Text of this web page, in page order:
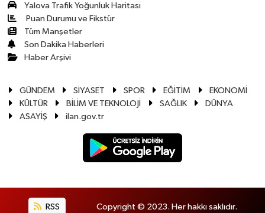
Yalova Trafik Yoğunluk Haritası
Puan Durumu ve Fikstür
Tüm Manşetler
Son Dakika Haberleri
Haber Arşivi
GÜNDEM SİYASET SPOR EĞİTİM
EKONOMİ
KÜLTÜR
BİLİM VE TEKNOLOJİ SAĞLIK
DÜNYA
ASAYİŞ
ilan.gov.tr
RSS Copyright © 2023. Her hakkı saklıdır.